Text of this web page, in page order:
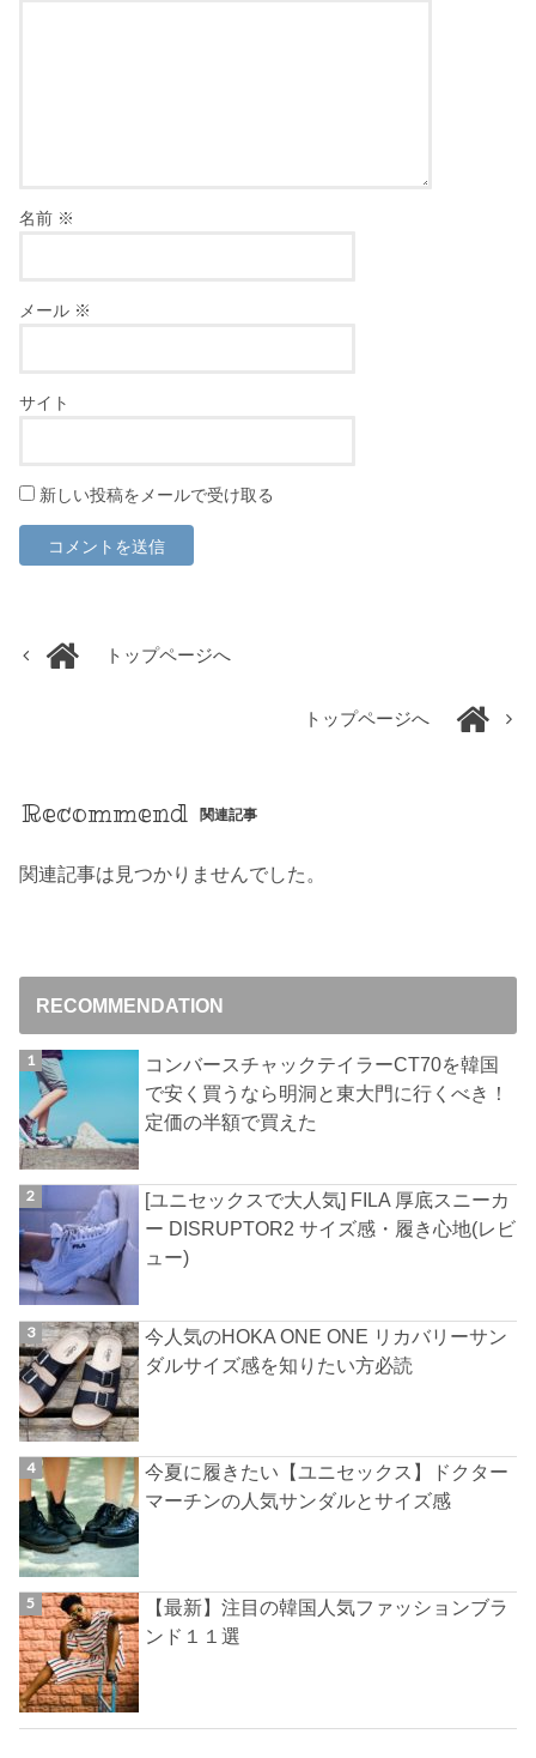
名前 ※
メール ※
サイト
新しい投稿をメールで受け取る
トップページへ
トップページへ
Recommend 関連記事
関連記事は見つかりませんでした。
RECOMMENDATION
コンバースチャックテイラーCT70を韓国
で安く買うなら明洞と東大門に行くべき！
定価の半額で買えた
[ユニセックスで大人気] FILA 厚底スニーカ
ー DISRUPTOR2 サイズ感・履き心地(レビ
ュー)
今人気のHOKA ONE ONE リカバリーサン
ダルサイズ感を知りたい方必読
今夏に履きたい【ユニセックス】ドクター
マーチンの人気サンダルとサイズ感
【最新】注目の韓国人気ファッションブラ
ンド１１選